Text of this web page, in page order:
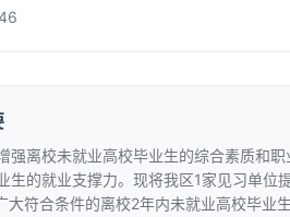
强离校未就业高校毕业生的综合素质和
生的就业支撑力。现将我区1家见习单
大符合条件的离校2年内未就业高校毕